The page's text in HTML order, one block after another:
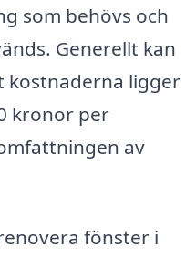
som behövs och
Generellt kan
kostnaderna ligger
kronor per
av
fönster i